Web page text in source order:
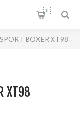
0
BOXER XT98
XT98